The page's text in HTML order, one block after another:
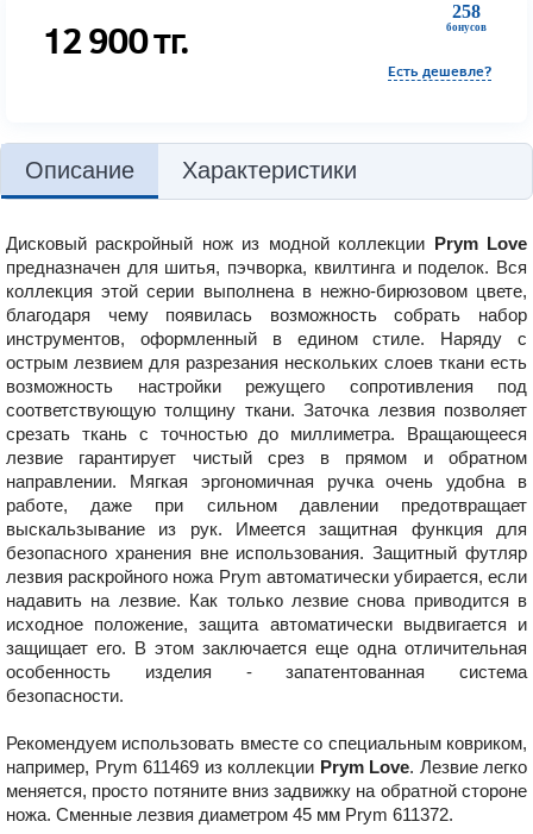
258
бонусов
12 900тг.
Есть дешевле?
Описание Характеристики
Дисковый раскройный нож из модной коллекции Prym Love
предназначен для шитья, пэчворка, квилтинга и поделок. Вся
коллекция этой серии выполнена в нежно-бирюзовом цвете,
благодаря чему появилась возможность собрать набор
инструментов, оформленный в едином стиле. Наряду с
острым лезвием для разрезания нескольких слоев ткани есть
возможность настройки режущего сопротивления под
соответствующую толщину ткани. Заточка лезвия позволяет
срезать ткань с точностью до миллиметра. Вращающееся
лезвие гарантирует чистый срез в прямом и обратном
направлении. Мягкая эргономичная ручка очень удобна в
работе, даже при сильном давлении предотвращает
выскальзывание из рук. Имеется защитная функция для
безопасного хранения вне использования. Защитный футляр
лезвия раскройного ножа Prym автоматически убирается, если
надавить на лезвие. Как только лезвие снова приводится в
исходное положение, защита автоматически выдвигается и
защищает его. В этом заключается еще одна отличительная
особенность изделия - запатентованная система
безопасности.
Рекомендуем использовать вместе со специальным ковриком,
например, Prym 611469 из коллекции Prym Love. Лезвие легко
меняется, просто потяните вниз задвижку на обратной стороне
ножа. Сменные лезвия диаметром 45 мм Prym 611372.